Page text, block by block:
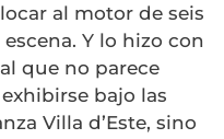
al motor de seis
Y lo hizo con
que no parece
bajo las
Villa d’Este, sino